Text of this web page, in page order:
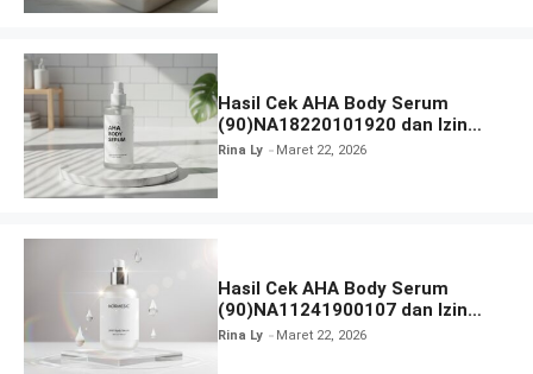
Hasil Cek AHA Body Serum
(90)NA18220101920 dan Izin
BPOM
Rina Ly Maret 22, 2026
Hasil Cek AHA Body Serum
(90)NA11241900107 dan Izin
BPOM
Rina Ly Maret 22, 2026